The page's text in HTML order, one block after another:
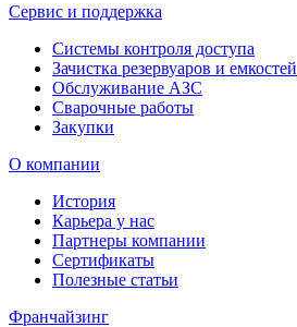
Сервис и поддержка
Системы контроля доступа
Зачистка резервуаров и емкостей
Обслуживание АЗС
Сварочные работы
Закупки
О компании
История
Карьера у нас
Партнеры компании
Сертификаты
Полезные статьи
Франчайзинг